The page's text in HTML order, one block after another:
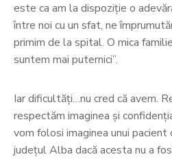
este ca am la dispoziție o
între noi cu un sfat, ne
primim de la spital. O mica
suntem mai puternici”.
Iar dificultăți…nu cred că avem.
respectăm imaginea și
vom folosi imaginea unui
județul Alba dacă acesta nu a